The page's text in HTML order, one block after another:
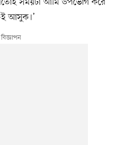
আসুক।’